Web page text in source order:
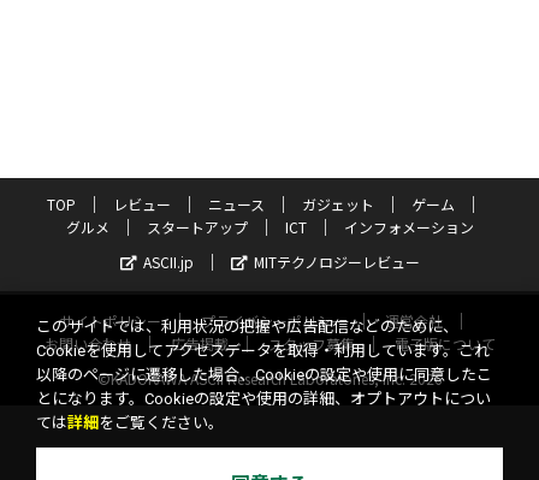
TOP レビュー ニュース ガジェット
ゲーム
グルメ
スタートアップ ICT
インフォメーション
ASCII.jp
MITテクノロジーレビュー
サイトポリシー プライバシーポリシー
運営会社
お問い合わせ
広告掲載 スタッフ募集
電子版について
©KADOKAWA ASCII Research Laboratories, Inc. 2026
このサイトでは、利用状況の把握や広告配信などのために、
Cookieを使用してアクセスデータを取得・利用しています。これ
以降のページに遷移した場合、Cookieの設定や使用に同意したこ
とになります。Cookieの設定や使用の詳細、オプトアウトについ
ては詳細 をご覧ください。